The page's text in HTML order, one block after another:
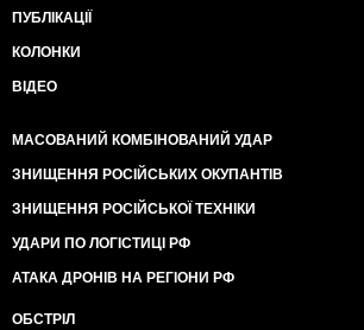
ПУБЛІКАЦІЇ
КОЛОНКИ
ВІДЕО
МАСОВАНИЙ КОМБІНОВАНИЙ УДАР
ЗНИЩЕННЯ РОСІЙСЬКИХ ОКУПАНТІВ
ЗНИЩЕННЯ РОСІЙСЬКОЇ ТЕХНІКИ
УДАРИ ПО ЛОГІСТИЦІ РФ
АТАКА ДРОНІВ НА РЕГІОНИ РФ
ОБСТРІЛ